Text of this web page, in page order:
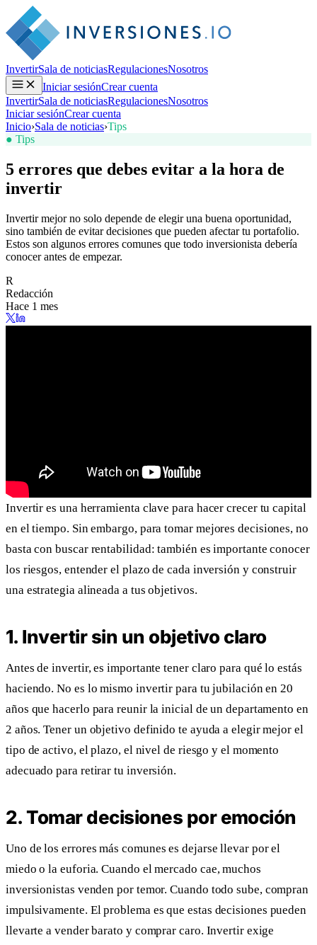
InvertirSala de noticiasRegulacionesNosotros
Iniciar sesiónCrear cuenta
InvertirSala de noticiasRegulacionesNosotros
Iniciar sesiónCrear cuenta
Inicio›Sala de noticias›Tips
● Tips
5 errores que debes evitar a la hora de
invertir
Invertir mejor no solo depende de elegir una buena oportunidad,
sino también de evitar decisiones que pueden afectar tu portafolio.
Estos son algunos errores comunes que todo inversionista debería
conocer antes de empezar.
R
Redacción
Hace 1 mes
Invertir es una herramienta clave para hacer crecer tu capital
en el tiempo. Sin embargo, para tomar mejores decisiones, no
basta con buscar rentabilidad: también es importante conocer
los riesgos, entender el plazo de cada inversión y construir
una estrategia alineada a tus objetivos.
1. Invertir sin un objetivo claro
Antes de invertir, es importante tener claro para qué lo estás
haciendo. No es lo mismo invertir para tu jubilación en 20
años que hacerlo para reunir la inicial de un departamento en
2 años. Tener un objetivo definido te ayuda a elegir mejor el
tipo de activo, el plazo, el nivel de riesgo y el momento
adecuado para retirar tu inversión.
2. Tomar decisiones por emoción
Uno de los errores más comunes es dejarse llevar por el
miedo o la euforia. Cuando el mercado cae, muchos
inversionistas venden por temor. Cuando todo sube, compran
impulsivamente. El problema es que estas decisiones pueden
llevarte a vender barato y comprar caro. Invertir exige